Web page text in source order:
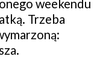
weekendu
Trzeba